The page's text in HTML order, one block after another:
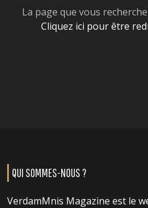
La page que vous
Cliquez ici pour être
QUI SOMMES-NOUS ?
VerdamMnis Magazine est le